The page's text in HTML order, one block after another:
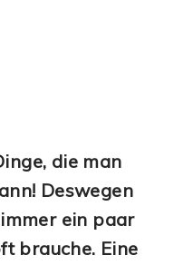
die man
Deswegen
ein paar
brauche. Eine